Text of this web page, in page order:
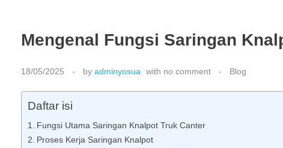
Mengenal Fungsi Saringan
18/05/2025 by adminyosua with no comment Blog
Daftar isi
Fungsi Utama Saringan Knalpot Truk Canter
Proses Kerja Saringan Knalpot